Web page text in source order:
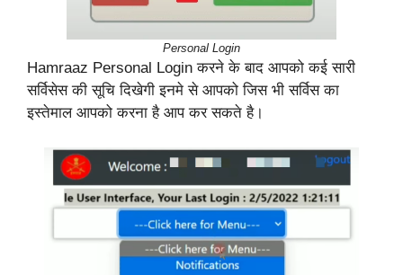
Personal Login
Hamraaz Personal Login करने के बाद आपको कई सारी
सर्विसेस की सूचि दिखेगी इनमे से आपको जिस भी सर्विस का
इस्तेमाल आपको करना है आप कर सकते है।